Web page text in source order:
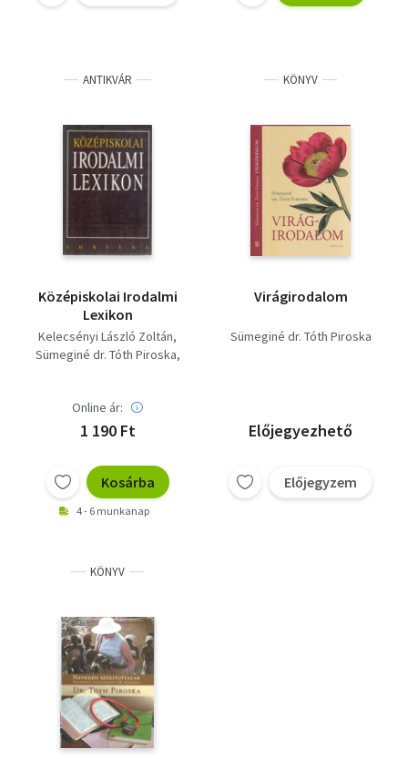
ANTIKVÁR
Középiskolai Irodalmi
Lexikon
Kelecsényi László Zoltán
Sümeginé dr. Tóth Piroska
Online ár:
1 190 Ft
Kosárba
4 - 6 munkanap
KÖNYV
Virágirodalom
Sümeginé dr. Tóth Piroska
Előjegyezhető
Előjegyzem
KÖNYV